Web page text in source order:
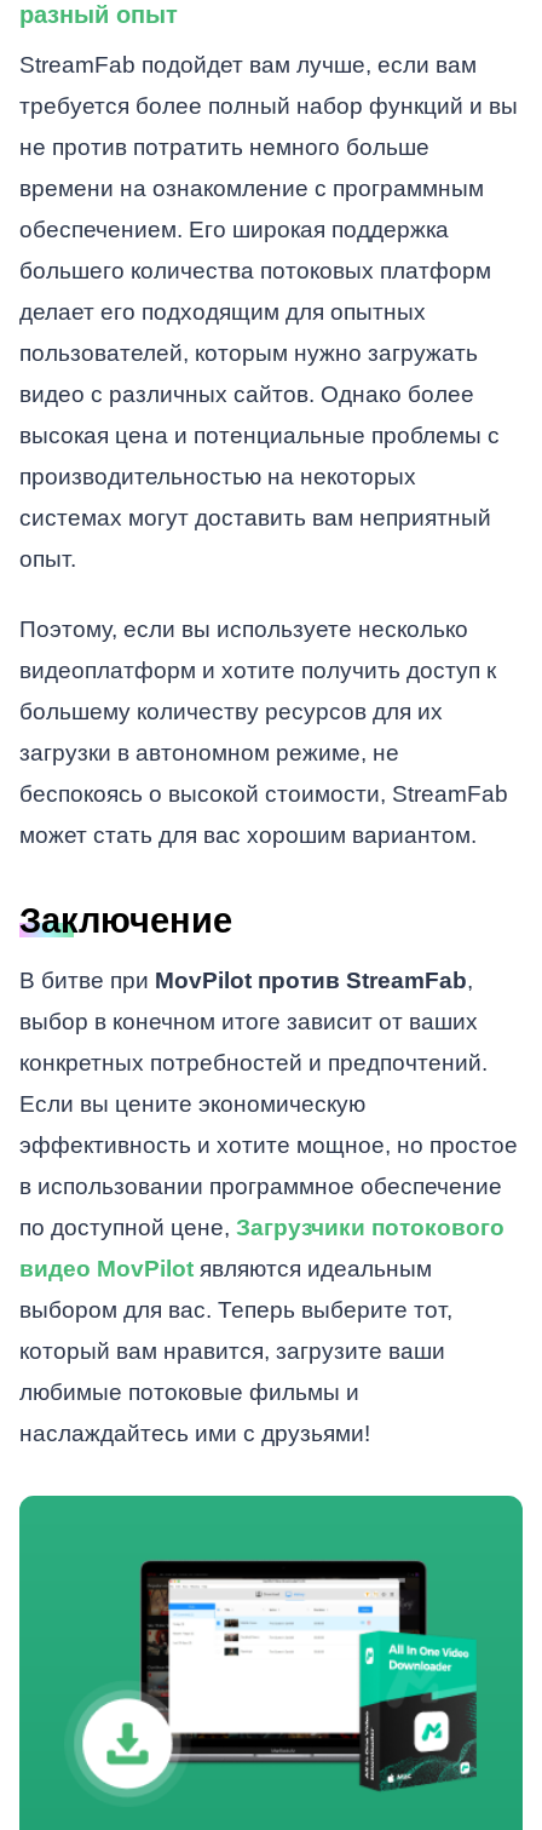
разный опыт
StreamFab подойдет вам лучше, если вам
требуется более полный набор функций и вы
не против потратить немного больше
времени на ознакомление с программным
обеспечением. Его широкая поддержка
большего количества потоковых платформ
делает его подходящим для опытных
пользователей, которым нужно загружать
видео с различных сайтов. Однако более
высокая цена и потенциальные проблемы с
производительностью на некоторых
системах могут доставить вам неприятный
опыт.
Поэтому, если вы используете несколько
видеоплатформ и хотите получить доступ к
большему количеству ресурсов для их
загрузки в автономном режиме, не
беспокоясь о высокой стоимости, StreamFab
может стать для вас хорошим вариантом.
Заключение
В битве при MovPilot против StreamFab,
выбор в конечном итоге зависит от ваших
конкретных потребностей и предпочтений.
Если вы цените экономическую
эффективность и хотите мощное, но простое
в использовании программное обеспечение
по доступной цене, Загрузчики потокового
видео MovPilotявляются идеальным
выбором для вас. Теперь выберите тот,
который вам нравится, загрузите ваши
любимые потоковые фильмы и
наслаждайтесь ими с друзьями!